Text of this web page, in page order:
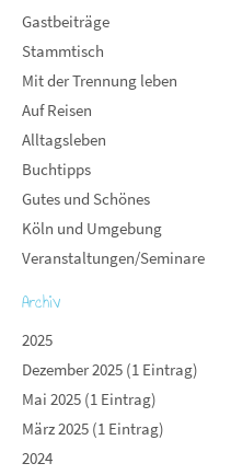
Gastbeiträge
Stammtisch
Mit der Trennung leben
Auf Reisen
Alltagsleben
Buchtipps
Gutes und Schönes
Köln und Umgebung
Veranstaltungen/Seminare
Archiv
2025
Dezember 2025 (1 Eintrag)
Mai 2025 (1 Eintrag)
März 2025 (1 Eintrag)
2024